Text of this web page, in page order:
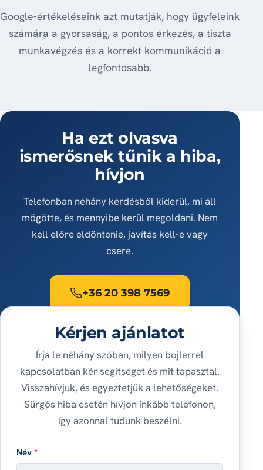
Google-értékeléseink azt mutatják, hogy ügyfeleink
számára a gyorsaság, a pontos érkezés, a tiszta
munkavégzés és a korrekt kommunikáció a
legfontosabb.
Ha ezt olvasva
ismerősnek tűnik a hiba,
hívjon
Telefonban néhány kérdésből kiderül, mi áll
mögötte, és mennyibe kerül megoldani. Nem
kell előre eldöntenie, javítás kell-e vagy
csere.
+36 20 398 7569
Kérjen ajánlatot
Írja le néhány szóban, milyen bojlerrel
kapcsolatban kér segítséget és mit tapasztal.
Visszahívjuk, és egyeztetjük a lehetőségeket.
Sürgős hiba esetén hívjon inkább telefonon,
így azonnal tudunk beszélni.
Név*